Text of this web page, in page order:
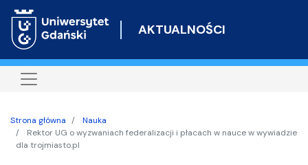
do
AKTUALNOŚCI
Strona główna
Nauka
Rektor UG o wyzwaniach federalizacji i płacach w nauce w wywiadzie
dla trojmiasto.pl